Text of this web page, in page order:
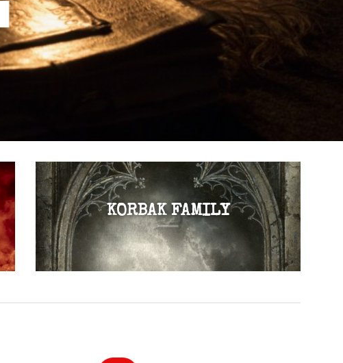
KORBAK FAMILY